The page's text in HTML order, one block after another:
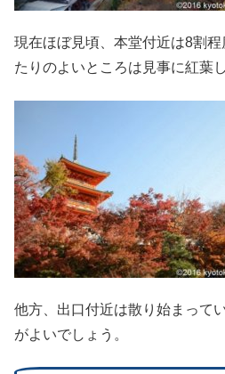
現在ほぼ見頃、本堂付近は8割
たりのよいところは見事に紅葉
他方、出口付近は散り始まって
がよいでしょう。